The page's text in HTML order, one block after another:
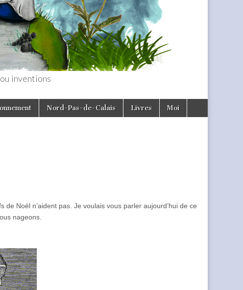
inventions
Nord-Pas-de-Calais Livres Moi
Noël n’aident pas. Je voulais vous parler aujourd’hui de ce
nageons.